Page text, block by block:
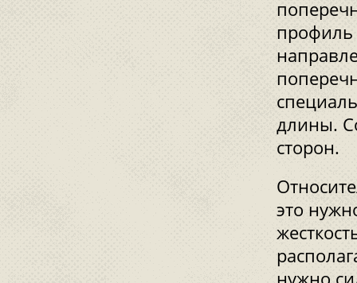
длины.
сторон.
это